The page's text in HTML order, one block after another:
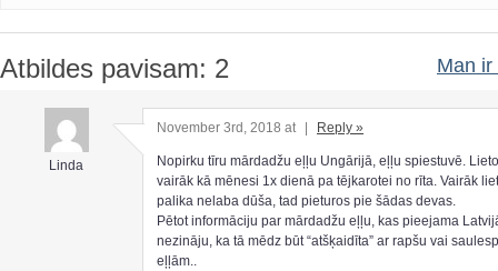
Atbildes pavisam: 2 Man ir
Linda
November 3rd, 2018 at Reply »
Nopirku tīru mārdadžu eļļu Ungārijā, eļļu spiestuvē.
vairāk kā mēnesi 1x dienā pa tējkarotei no rīta. Vairāk
palika nelaba dūša, tad pieturos pie šādas devas.
Pētot informāciju par mārdadžu eļļu, kas pieejama
nezināju, ka tā mēdz būt “atšķaidīta” ar rapšu vai
eļļām..